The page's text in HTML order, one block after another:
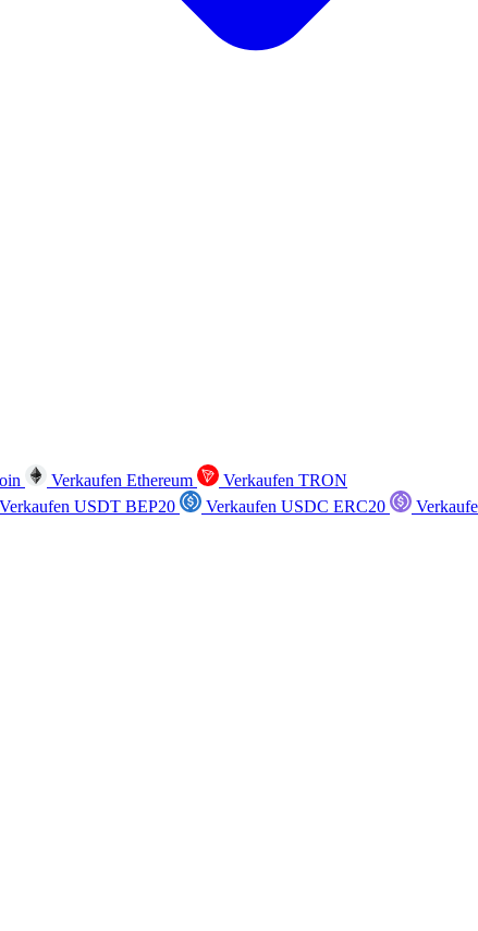
Verkaufen Ethereum
Verkaufen TRON
Verkaufen USDT BEP20 Verkaufen USDC ERC20